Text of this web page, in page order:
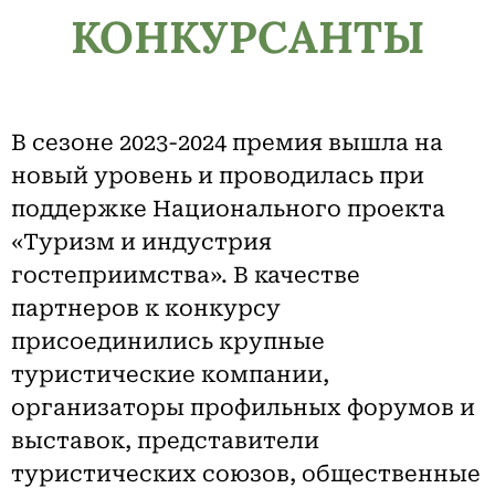
КОНКУРСАНТЫ
В сезоне 2023-2024 премия вышла на
новый уровень и проводилась при
поддержке Национального проекта
«Туризм и индустрия
гостеприимства». В качестве
партнеров к конкурсу
присоединились крупные
туристические компании,
организаторы профильных форумов и
выставок, представители
туристических союзов, общественные